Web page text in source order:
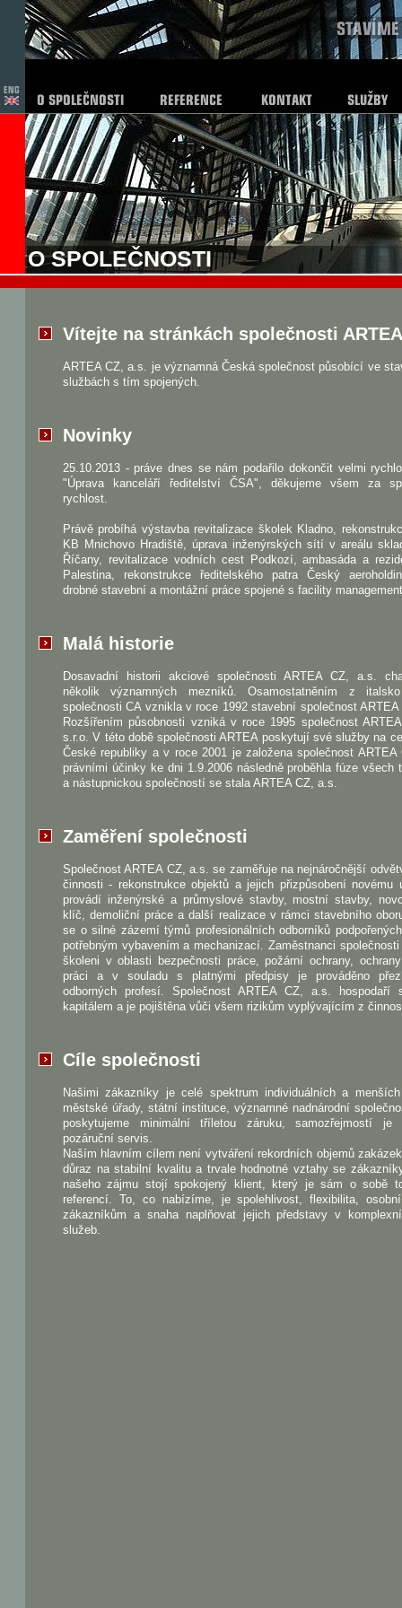
O SPOLEČNOSTI
Vítejte na stránkách společnosti
ARTEA CZ, a.s. je významná Česká společnost působící ve
službách s tím spojených.
Novinky
25.10.2013 - práve dnes se nám podařilo dokončit velmi
"Úprava kanceláří ředitelství ČSA", děkujeme všem za
rychlost.
Právě probíhá výstavba revitalizace školek Kladno,
KB Mnichovo Hradiště, úprava inženýrských sítí v areálu
Říčany, revitalizace vodních cest Podkozí, ambasáda a
Palestina, rekonstrukce ředitelského patra Český
drobné stavební a montážní práce spojené s facility
Malá historie
Dosavadní historii akciové společnosti ARTEA CZ, a.s.
několik významných mezníků. Osamostatněním z
společnosti CA vznikla v roce 1992 stavební společnost
Rozšířením působnosti vzniká v roce 1995 společnost
s.r.o. V této době společnosti ARTEA poskytují své služby na
České republiky a v roce 2001 je založena společnost
právními účinky ke dni 1.9.2006 následně proběhla fúze všech
a nástupnickou společností se stala ARTEA CZ, a.s.
Zaměření společnosti
Společnost ARTEA CZ, a.s. se zaměřuje na nejnáročnější
činnosti - rekonstrukce objektů a jejich přizpůsobení novému
provádí inženýrské a průmyslové stavby, mostní stavby,
klíč, demoliční práce a další realizace v rámci stavebního
se o silné zázemí týmů profesionálních odborníků
potřebným vybavením a mechanizací. Zaměstnanci společnosti
školeni v oblasti bezpečnosti práce, požární ochrany,
práci a v souladu s platnými předpisy je prováděno
odborných profesí. Společnost ARTEA CZ, a.s. hospodaří
kapitálem a je pojištěna vůči všem rizikům vyplývajícím z
Cíle společnosti
Našimi zákazníky je celé spektrum individuálních a
městské úřady, státní instituce, významné nadnárodní
poskytujeme minimální tříletou záruku, samozřejmostí
pozáruční servis.
Naším hlavním cílem není vytváření rekordních objemů
důraz na stabilní kvalitu a trvale hodnotné vztahy se
našeho zájmu stojí spokojený klient, který je sám o sobě
referencí. To, co nabízíme, je spolehlivost, flexibilita,
zákazníkům a snaha naplňovat jejich představy v
služeb.